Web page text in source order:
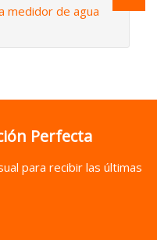
medidor de agua
Perfecta
para recibir las últimas